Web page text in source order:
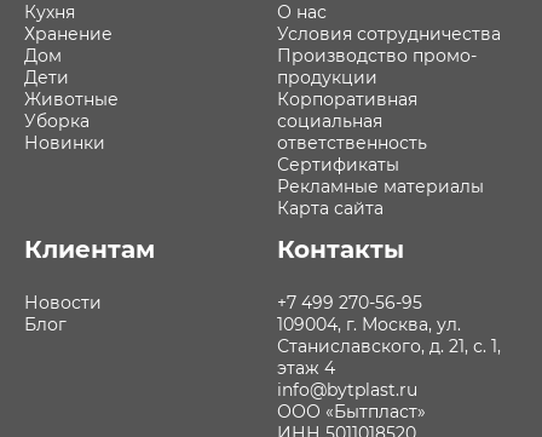
Кухня
Хранение
Дом
Дети
Животные
Уборка
Новинки
О нас
Условия сотрудничества
Производство промо-
продукции
Корпоративная
социальная
ответственность
Сертификаты
Рекламные материалы
Карта сайта
Клиентам
Новости
Блог
Контакты
+7 499 270-56-95
109004, г. Москва, ул.
Станиславского, д. 21, с. 1,
этаж 4
info@bytplast.ru
ООО «Бытпласт»